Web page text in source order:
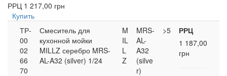
РРЦ 1 217,00 грн
Купить
ТР-
00
02
66
70
Смеситель для
кухонной мойки
MILLZ серебро MRS-
AL-A32 (silver) 1/24
M
IL
L
Z
MRS-
AL-
A32
(silve
r)
>5
РРЦ
1 187,00
грн